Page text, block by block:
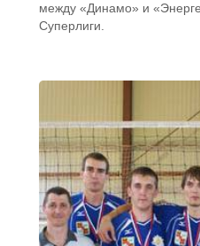
между «Динамо» и
Суперлиги.